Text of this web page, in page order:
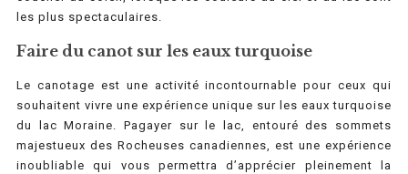
les plus spectaculaires.
Faire du canot sur les eaux turquoise
Le canotage est une activité incontournable pour ceux qui
souhaitent vivre une expérience unique sur les eaux turquoise
du lac Moraine. Pagayer sur le lac, entouré des sommets
majestueux des Rocheuses canadiennes, est une expérience
inoubliable qui vous permettra d’apprécier pleinement la